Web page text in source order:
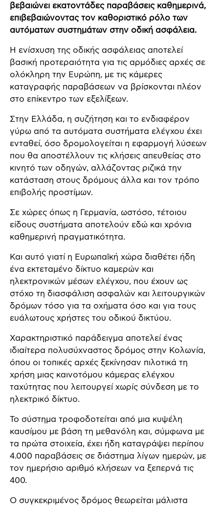
βεβαιώνει εκατοντάδες παραβάσεις καθημερινά,
επιβεβαιώνοντας τον καθοριστικό ρόλο των
αυτόματων συστημάτων στην οδική ασφάλεια.
Η ενίσχυση της οδικής ασφάλειας αποτελεί
βασική προτεραιότητα για τις αρμόδιες αρχές σε
ολόκληρη την Ευρώπη, με τις κάμερες
καταγραφής παραβάσεων να βρίσκονται πλέον
στο επίκεντρο των εξελίξεων.
Στην Ελλάδα, η συζήτηση και το ενδιαφέρον
γύρω από τα αυτόματα συστήματα ελέγχου έχει
ενταθεί, όσο δρομολογείται η εφαρμογή λύσεων
που θα αποστέλλουν τις κλήσεις απευθείας στο
κινητό των οδηγών, αλλάζοντας ριζικά την
κατάσταση στους δρόμους άλλα και τον τρόπο
επιβολής προστίμων.
Σε χώρες όπως η Γερμανία, ωστόσο, τέτοιου
είδους συστήματα αποτελούν εδώ και χρόνια
καθημερινή πραγματικότητα.
Και αυτό γιατί η Ευρωπαϊκή χώρα διαθέτει ήδη
ένα εκτεταμένο δίκτυο καμερών και
ηλεκτρονικών μέσων ελέγχου, που έχουν ως
στόχο τη διασφάλιση ασφαλών και λειτουργικών
δρόμων τόσο για τα οχήματα όσο και για τους
ευάλωτους χρήστες του οδικού δικτύου.
Χαρακτηριστικό παράδειγμα αποτελεί ένας
ιδιαίτερα πολυσύχναστος δρόμος στην Κολωνία,
όπου οι τοπικές αρχές ξεκίνησαν πιλοτικά τη
χρήση μιας καινοτόμου κάμερας ελέγχου
ταχύτητας που λειτουργεί χωρίς σύνδεση με το
ηλεκτρικό δίκτυο.
Το σύστημα τροφοδοτείται από μια κυψέλη
καυσίμου με βάση τη μεθανόλη και, σύμφωνα με
τα πρώτα στοιχεία, έχει ήδη καταγράψει περίπου
4.000 παραβάσεις σε διάστημα λίγων ημερών, με
τον ημερήσιο αριθμό κλήσεων να ξεπερνά τις
400.
Ο συγκεκριμένος δρόμος θεωρείται μάλιστα